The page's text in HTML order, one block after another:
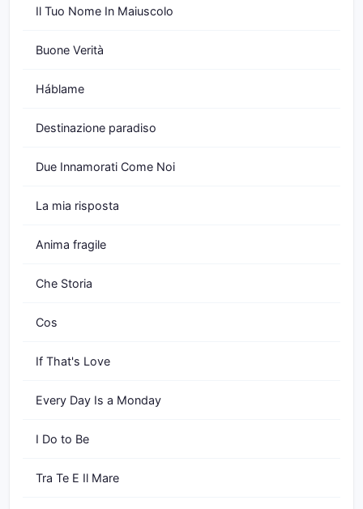
Il Tuo Nome In Maiuscolo
Buone Verità
Háblame
Destinazione paradiso
Due Innamorati Come Noi
La mia risposta
Anima fragile
Che Storia
Cos
If That's Love
Every Day Is a Monday
I Do to Be
Tra Te E Il Mare